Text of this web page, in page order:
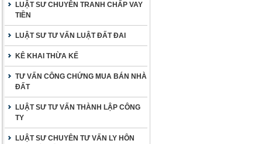
LUẬT SƯ CHUYÊN TRANH CHẤP VAY
TIỀN
LUẬT SƯ TƯ VẤN LUẬT ĐẤT ĐAI
KÊ KHAI THỪA KẾ
TƯ VẤN CÔNG CHỨNG MUA BÁN NHÀ
ĐẤT
LUẬT SƯ TƯ VẤN THÀNH LẬP CÔNG
TY
LUẬT SƯ CHUYÊN TƯ VẤN LY HÔN